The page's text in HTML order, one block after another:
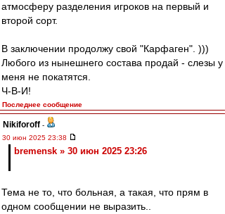
атмосферу разделения игроков на первый и
второй сорт.
В заключении продолжу свой "Карфаген". )))
Любого из нынешнего состава продай - слезы у
меня не покатятся.
Ч-В-И!
Последнее сообщение
Nikiforoff -
30 июн 2025 23:38
bremensk » 30 июн 2025 23:26
Тема не то, что больная, а такая, что прям в
одном сообщении не выразить..